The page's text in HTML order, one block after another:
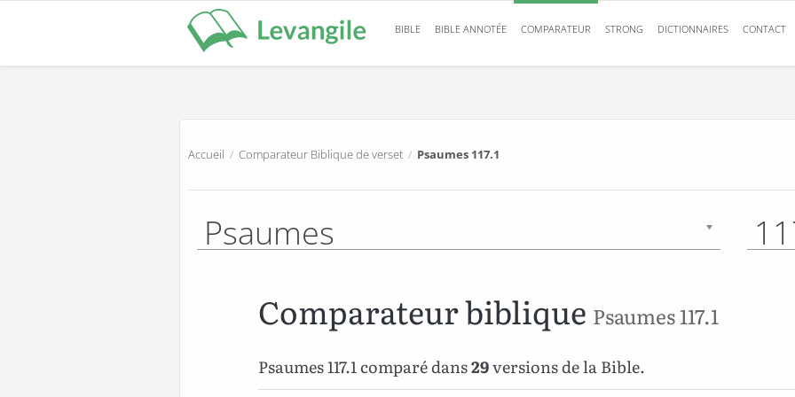
BIBLE BIBLE ANNOTÉE COMPARATEUR STRONG DICTIONNAIRES CONTACT
Accueil / Comparateur Biblique de verset / Psaumes 117.1
Psaumes
Comparateur biblique Psaumes 117.1
Psaumes 117.1 comparé dans29versions de la Bible.